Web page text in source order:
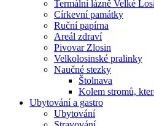
Termální lázně Velké
Církevní památky
Ruční papírna
Areál zdraví
Pivovar Zlosin
Velkolosinské pralinky
Naučné stezky
Štolnava
Kolem stromů,
Ubytování a gastro
Ubytování